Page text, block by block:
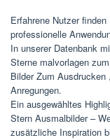
Erfahrene Nutzer
professionelle
In unserer Datenbank
Sterne malvorlagen
Bilder Zum Ausdrucken
Anregungen.
Ein ausgewähltes
Stern Ausmalbilder –
zusätzliche Inspiration